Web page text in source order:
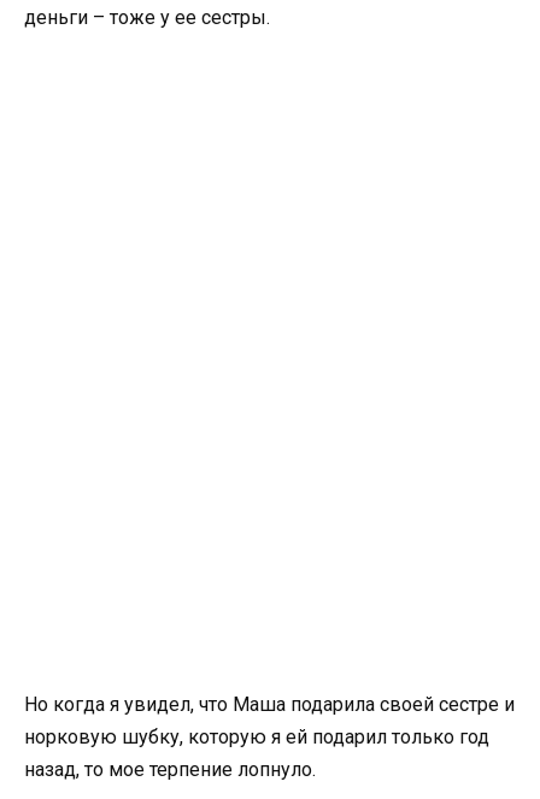
деньги – тоже у ее сестры.
Но когда я увидел, что Маша подарила своей сестре и
норковую шубку, которую я ей подарил только год
назад, то мое терпение лопнуло.